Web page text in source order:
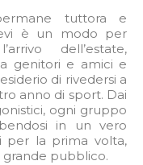
tuttora e
è un modo per
dell’estate,
genitori e amici e
di rivedersi a
anno di sport. Dai
ogni gruppo
in un vero
per la prima volta,
grande pubblico.